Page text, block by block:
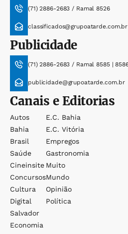
(71) 2886-2683 / Ramal 8526
classificados@grupoatarde.com.br
Publicidade
(71) 2886-2683 / Ramal 8585 |
publicidade@grupoatarde.com.br
Canais e Editorias
Autos
Bahia
Brasil
Saúde
Cineinsite
Concursos
Cultura
Digital
Salvador
Economia
E.c. Bahia
E.c. Vitória
Empregos
Gastronomia
Muito
Mundo
Opinião
Política